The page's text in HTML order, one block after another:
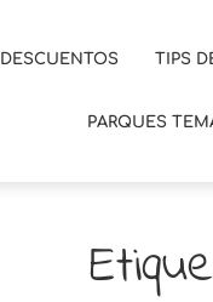
DESCUENTOS TIPS
PARQUES